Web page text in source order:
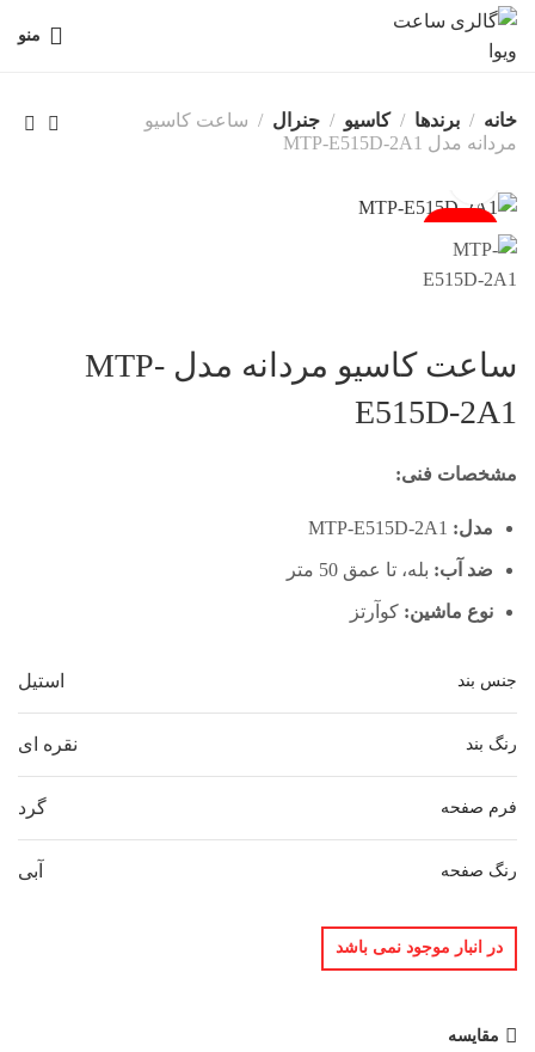
منو
خانه برندها کاسیو جنرال
ساعت کاسیو
مردانه مدل MTP-E515D-2A1
ساعت کاسیو مردانه مدل MTP-
E515D-2A1
مشخصات فنی:
مدل:
ضد آب: بله، تا عمق 50 متر
نوع ماشین: کوآرتز
جنس بند استیل
رنگ بند نقره ای
فرم صفحه گرد
رنگ صفحه آبی
در انبار موجود نمی باشد
مقایسه